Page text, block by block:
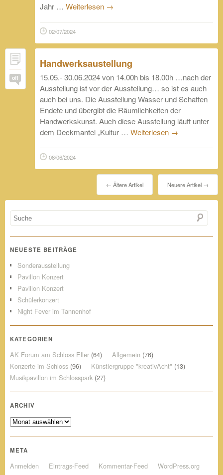
Jahr … Weiterlesen →
02/07/2024
off
Handwerksaustellung
15.05.- 30.06.2024 von 14.00h bis 18.00h …nach der
Ausstellung ist vor der Ausstellung… so ist es auch
auch bei uns. Die Ausstellung Wasser und Schatten
Endete und übergibt die Räumlichkeiten der
Handwerkskunst. Auch diese Ausstellung läuft unter
dem Deckmantel „Kultur … Weiterlesen →
08/06/2024
Neuere Artikel →
← Ältere Artikel
NEUESTE BEITRÄGE
Sonderausstellung
Pavillon Konzert
Pavillon Konzert
Schülerkonzert
Night Fever im Tannenhof
KATEGORIEN
AK Forum am Schloss Eller (64) Allgemein (76)
Konzerte im Schloss (96) Künstlergruppe "kreativAcht" (13)
Musikpavillon im Schlosspark (27)
ARCHIV
Archiv
META
Anmelden Eintrags-Feed Kommentar-Feed WordPress.org